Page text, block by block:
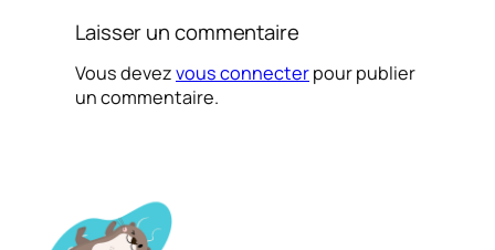
Laisser un commentaire
Vous devezvous connecterpour publier
un commentaire.